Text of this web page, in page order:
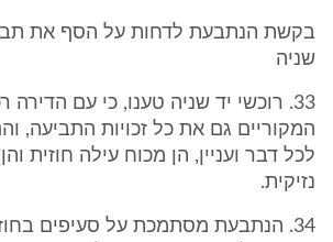
בקשת הנתבעת לדחות על הסף את
שניה
33. רוכשי יד שניה טענו, כי עם הדירה
המקוריים גם את כל זכויות התביעה,
לכל דבר ועניין, הן מכוח עילה חוזית
נזיקית.
34. הנתבעת מסתמכת על סעיפים